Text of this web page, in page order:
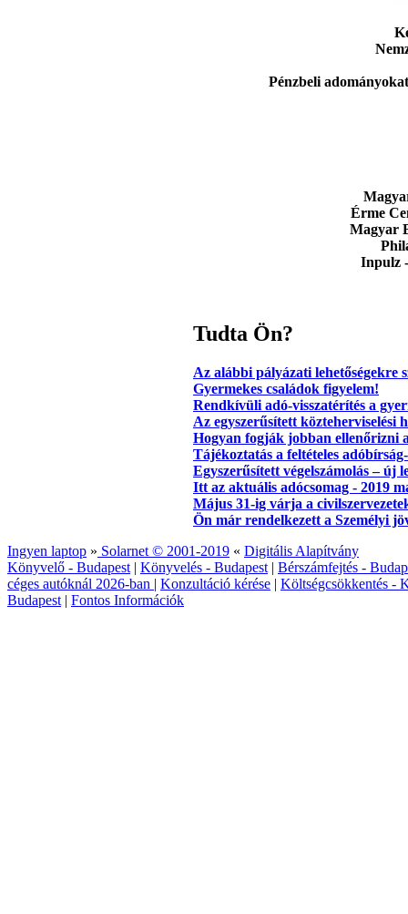
Pénzbeli
Érme
Magyar
Inpulz
Tudta Ön?
Az alábbi pályázati lehetőségekre
Gyermekes családok figyelem!
Rendkívüli adó-visszatérítés a
Az egyszerűsített közteherviselési
Hogyan fogják jobban ellenőrizni
Tájékoztatás a feltételes
Egyszerűsített végelszámolás – új
Itt az aktuális adócsomag - 2019
Május 31-ig várja a
Ön már rendelkezett a Személyi
Ingyen laptop » Solarnet © 2001-2019 « Digitális Alapítvány
Könyvelő - Budapest | Könyvelés - Budapest | Bérszámfejtés -
céges autóknál 2026‑ban | Konzultáció kérése | Költségcsökkentés -
Budapest | Fontos Információk